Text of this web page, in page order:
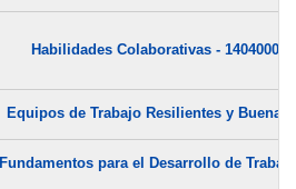
Habilidades Colaborativas - 1404000
Equipos de Trabajo Resilientes y
Fundamentos para el Desarrollo de